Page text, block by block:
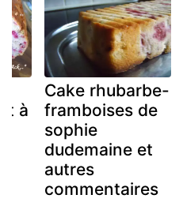
à
Cake rhubarbe-
framboises de
sophie
dudemaine et
autres
commentaires